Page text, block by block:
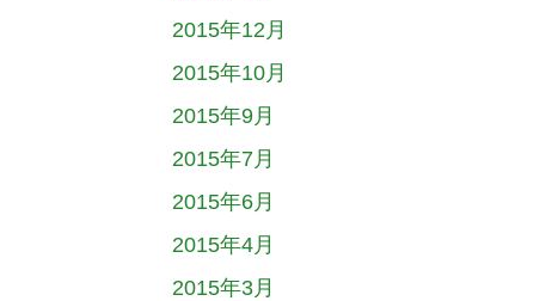
2015年12月
2015年10月
2015年9月
2015年7月
2015年6月
2015年4月
2015年3月